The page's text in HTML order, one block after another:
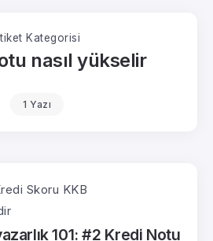
Kategorisi
nasıl yükselir
1 Yazı
101: #2 Kredi Notu